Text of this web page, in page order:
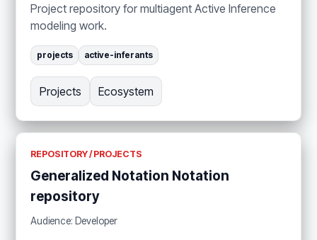
Project repository for multiagent Active Inference
modeling work.
projects active-inferants
Projects Ecosystem
REPOSITORY / PROJECTS
Generalized Notation Notation
repository
Audience: Developer